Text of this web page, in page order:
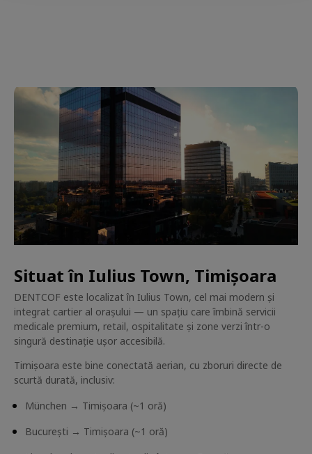
Situat în Iulius Town, Timișoara
DENTCOF este localizat în Iulius Town, cel mai modern și
integrat cartier al orașului — un spațiu care îmbină servicii
medicale premium, retail, ospitalitate și zone verzi într-o
singură destinație ușor accesibilă.
Timișoara este bine conectată aerian, cu zboruri directe de
scurtă durată, inclusiv:
München → Timișoara (~1 oră)
București → Timișoara (~1 oră)